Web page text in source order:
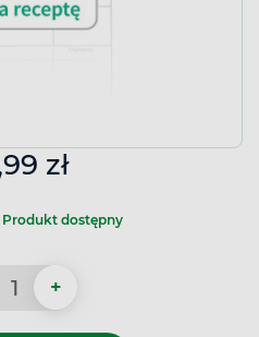
zł
Produkt dostępny
+